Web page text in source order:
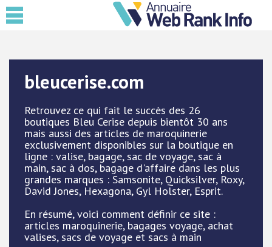
bleucerise.com
Retrouvez ce qui fait le succès des 26
boutiques Bleu Cerise depuis bientôt 30 ans
mais aussi des articles de maroquinerie
exclusivement disponibles sur la boutique en
ligne : valise, bagage, sac de voyage, sac à
main, sac à dos, bagage d'affaire dans les plus
grandes marques : Samsonite, Quicksilver, Roxy,
David Jones, Hexagona, Gyl Holster, Esprit.
En résumé, voici comment définir ce site :
articles maroquinerie, bagages voyage, achat
valises, sacs de voyage et sacs à main